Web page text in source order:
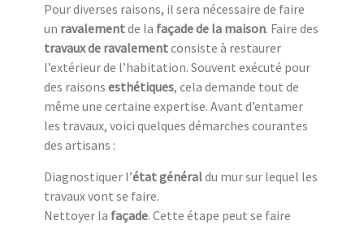
Pour diverses raisons, il sera nécessaire de faire
un ravalementde la façade de la maison. Faire des
travaux de ravalementconsiste à restaurer
l’extérieur de l’habitation. Souvent exécuté pour
des raisons esthétiques, cela demande tout de
même une certaine expertise. Avant d’entamer
les travaux, voici quelques démarches courantes
des artisans :
Diagnostiquer l’état généraldu mur sur lequel les
travaux vont se faire.
Nettoyer la façade. Cette étape peut se faire